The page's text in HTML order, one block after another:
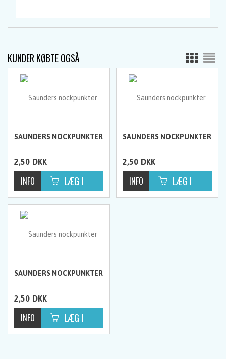
KUNDER KØBTE OGSÅ
SAUNDERS NOCKPUNKTER
2,50 DKK
SAUNDERS NOCKPUNKTER
2,50 DKK
SAUNDERS NOCKPUNKTER
2,50 DKK